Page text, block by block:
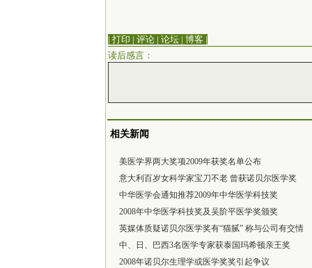
| 打印 | 评论 | 论坛 | 博客 |
读后感言：
相关新闻
美医学界两大奖项2009年获奖名单公布
意大利百岁女科学家宝刀不老 曾获诺贝尔医学奖
中华医学会通知推荐2009年中华医学科技奖
2008年中华医学科技奖及吴阶平医学奖颁奖
英媒体质疑诺贝尔医学奖有“猫腻” 称与公司有交情
中、日、巴西3名医学专家获泰国玛希顿亲王奖
2008年诺贝尔生理学或医学奖奖引起争议